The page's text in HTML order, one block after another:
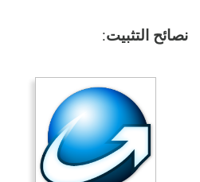
نصائح التثبيت: